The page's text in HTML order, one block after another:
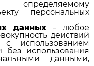
персональных
данных – любое
действий
использованием
без использования
данными,